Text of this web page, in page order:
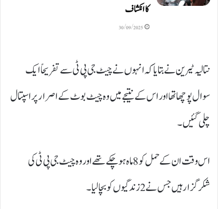
کا انکشاف
30/09/2025
نتالیہ ٹیرین نے بتایا کہ انہوں نے چیٹ جی پی ٹی سے تفریحاً ایک
سوال پوچھا تھا اور اس کے نتیجے میں وہ چیٹ بوٹ کے اصرار پر اسپتال
چلی گئیں۔
اس وقت ان کے حمل کو 8 ماہ ہوچکے تھے اور وہ چیٹ جی پی ٹی کی
شکرگزار ہیں جس نے 2 زندگیوں کو بچالیا۔